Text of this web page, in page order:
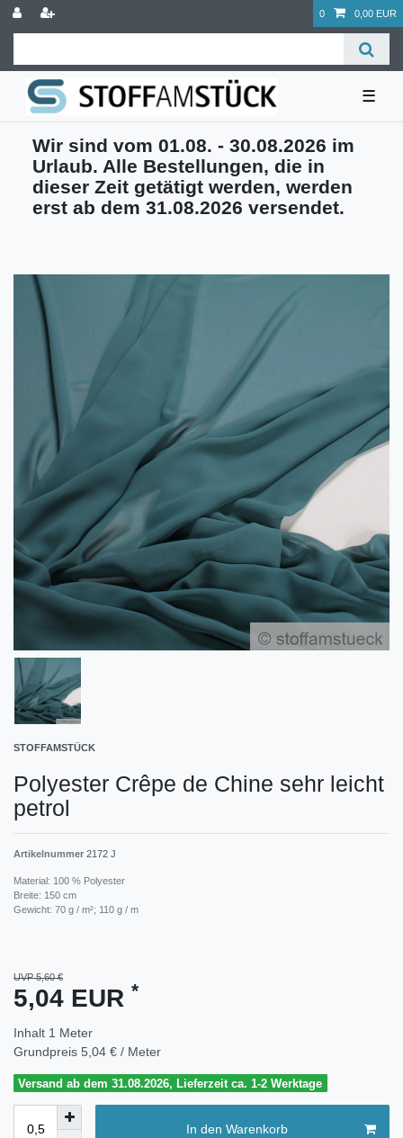
0 0,00 EUR
☰
Wir sind vom 01.08. - 30.08.2026 im
Urlaub. Alle Bestellungen, die in
dieser Zeit getätigt werden, werden
erst ab dem 31.08.2026 versendet.
STOFFAMSTÜCK
Polyester Crêpe de Chine sehr leicht
petrol
Artikelnummer 2172 J
Material: 100 % Polyester
Breite: 150 cm
Gewicht: 70 g / m²; 110 g / m
UVP 5,60 €
5,04 EUR *
Inhalt 1 Meter
Grundpreis 5,04 € / Meter
Versand ab dem 31.08.2026, Lieferzeit ca. 1-2 Werktage
In den Warenkorb